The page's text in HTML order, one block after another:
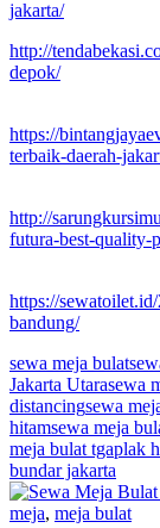
jakarta/
http://
depok/
https://
terbaik-daerah-
http://
futura-best-quality-
https://
bandung/
sewa meja bulat
Jakarta Utarasewa
distancingsewa
hitamsewa meja
meja bulat tgaplak
bundar jakarta
meja, meja bulat